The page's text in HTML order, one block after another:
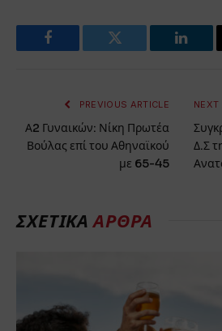
Facebook Twitter
PREVIOUS ARTICLE
Α2 Γυναικών: Νίκη Πρωτέα
Βούλας επί του Αθηναϊκού
με 65-45
NEXT
Δ.Σ
ΣΧΕΤΙΚΆΆΡΘΡΑ